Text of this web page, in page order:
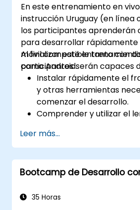
En este entrenamiento en
instrucción Uruguay (en línea
los participantes aprenderán
para desarrollar rápidamente
móvil compatible tanto con
como Android.
Al finalizar este
participantes serán capaces
Instalar rápidamente el
y otras herramientas
comenzar el desarrollo.
Comprender y utilizar el
aplicación móvil.
Probar e implementar
móviles compatibles con
utilizando una única base
amplio conjunto de
Leer más...
Bootcamp de Desarrollo
35 Horas